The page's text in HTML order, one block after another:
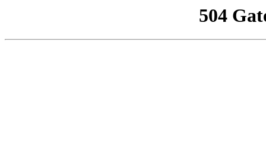
504